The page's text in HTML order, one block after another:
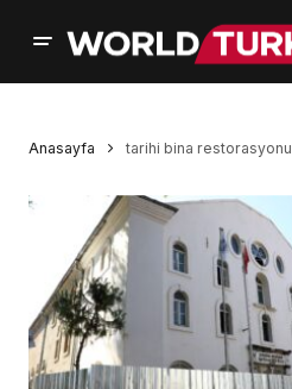
Anasayfa tarihi bina restorasyonu